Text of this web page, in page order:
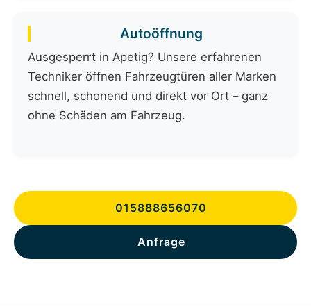
Autoöffnung
Ausgesperrt in Apetig? Unsere erfahrenen
Techniker öffnen Fahrzeugtüren aller Marken
schnell, schonend und direkt vor Ort – ganz
ohne Schäden am Fahrzeug.
015888656070
Anfrage